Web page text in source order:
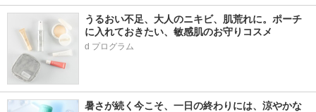
うるおい不足、大人のニキビ、肌荒れに。ポーチ
に入れておきたい、敏感肌のお守りコスメ
d プログラム
暑さが続く今こそ、一日の終わりには、涼やかな